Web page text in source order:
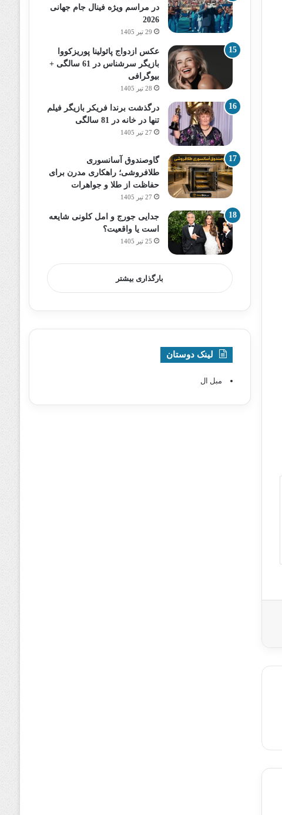
در مراسم ویژه فینال جام جهانی
2026
29 تیر 1405
عکس ازدواج پائولینا پوریزکووا
بازیگر سرشناس در 61 سالگی +
بیوگرافی
28 تیر 1405
درگذشت برندا فریکر بازیگر فیلم
تنها در خانه در 81 سالگی
27 تیر 1405
گاوصندوق آسانسوری
طلافروشی؛ راهکاری مدرن برای
حفاظت از طلا و جواهرات
27 تیر 1405
جدایی جورج و امل کلونی شایعه
است یا واقعیت؟
25 تیر 1405
بارگذاری بیشتر
لینک دوستان
مبل ال